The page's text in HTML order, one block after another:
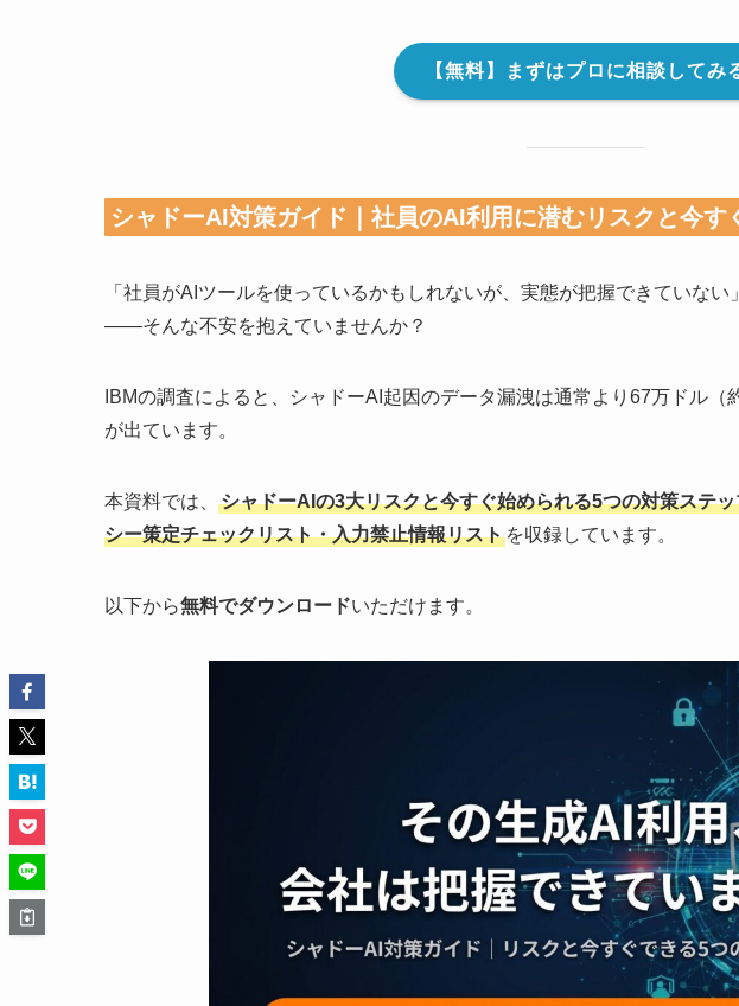
【無料】まずはプロに相談してみ
シャドーAI対策ガイド｜社員のAI利用に潜むリスクと今す
「社員がAIツールを使っているかもしれないが、実態が把握できていない」
——そんな不安を抱えていませんか？
IBMの調査によると、シャドーAI起因のデータ漏洩は通常より67万ドル
が出ています。
本資料では、
シャドーAIの3大リスクと今すぐ始められる5つの対策ステ
シー策定チェックリスト・入力禁止情報リスト を収録しています。
以下から無料でダウンロードいただけます。